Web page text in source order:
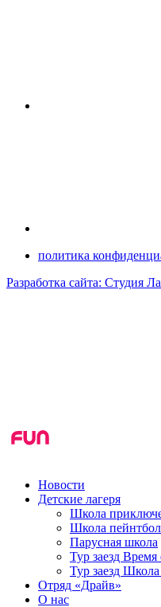
политика
Разработка сайта: Студия
Новости
Детские лагеря
Школа
Школа
Парусная школа
Тур заезд
Тур заезд
Отряд «Драйв»
О нас